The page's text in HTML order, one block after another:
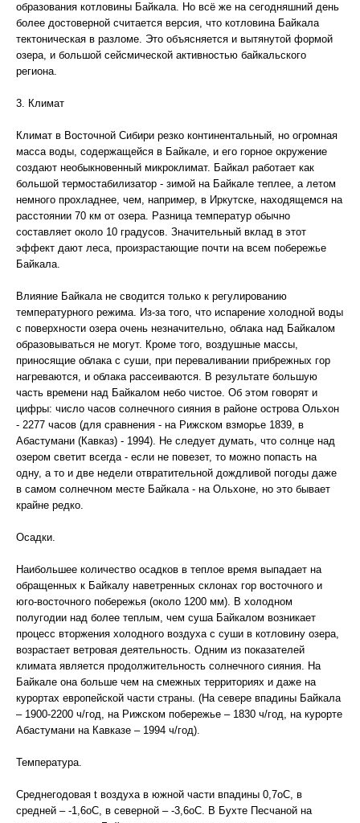
образования котловины Байкала. Но всё же на сегодняшний день
более достоверной считается версия, что котловина Байкала
тектоническая в разломе. Это объясняется и вытянутой формой
озера, и большой сейсмической активностью байкальского
региона.
3. Климат
Климат в Восточной Сибири резко континентальный, но огромная
масса воды, содержащейся в Байкале, и его горное окружение
создают необыкновенный микроклимат. Байкал работает как
большой термостабилизатор - зимой на Байкале теплее, а летом
немного прохладнее, чем, например, в Иркутске, находящемся на
расстоянии 70 км от озера. Разница температур обычно
составляет около 10 градусов. Значительный вклад в этот
эффект дают леса, произрастающие почти на всем побережье
Байкала.
Влияние Байкала не сводится только к регулированию
температурного режима. Из-за того, что испарение холодной воды
с поверхности озера очень незначительно, облака над Байкалом
образовываться не могут. Кроме того, воздушные массы,
приносящие облака с суши, при переваливании прибрежных гор
нагреваются, и облака рассеиваются. В результате большую
часть времени над Байкалом небо чистое. Об этом говорят и
цифры: число часов солнечного сияния в районе острова Ольхон
- 2277 часов (для сравнения - на Рижском взморье 1839, в
Абастумани (Кавказ) - 1994). Не следует думать, что солнце над
озером светит всегда - если не повезет, то можно попасть на
одну, а то и две недели отвратительной дождливой погоды даже
в самом солнечном месте Байкала - на Ольхоне, но это бывает
крайне редко.
Осадки.
Наибольшее количество осадков в теплое время выпадает на
обращенных к Байкалу наветренных склонах гор восточного и
юго-восточного побережья (около 1200 мм). В холодном
полугодии над более теплым, чем суша Байкалом возникает
процесс вторжения холодного воздуха с суши в котловину озера,
возрастает ветровая деятельность. Одним из показателей
климата является продолжительность солнечного сияния. На
Байкале она больше чем на смежных территориях и даже на
курортах европейской части страны. (На севере впадины Байкала
– 1900-2200 ч/год, на Рижском побережье – 1830 ч/год, на курорте
Абастумани на Кавказе – 1994 ч/год).
Температура.
Среднегодовая t воздуха в южной части впадины 0,7оС, в
средней – -1,6оС, в северной – -3,6оС. В Бухте Песчаной на